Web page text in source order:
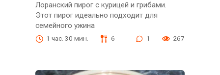
Лоранский пирог с курицей и грибами.
Этот пирог идеально подходит для
семейного ужина
1 час. 30 мин. 6 1 267